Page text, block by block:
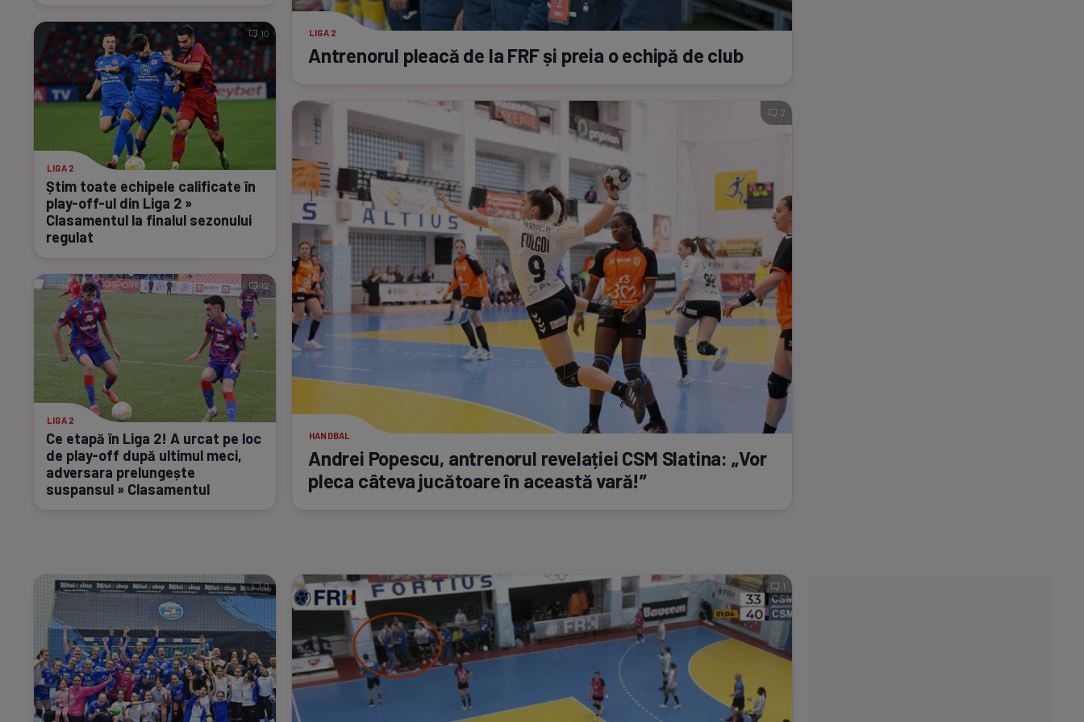
LIGA 2
Știm toate echipele calificate în
play-off-ul din Liga 2 »
Clasamentul la finalul sezonului
regulat
10
LIGA 2
Ce etapă în Liga 2! A urcat pe loc
de play-off după ultimul meci,
adversara prelungește
suspansul » Clasamentul
12
LIGA 2
Antrenorul pleacă de la FRF și preia o echipă de club
HANDBAL
Andrei Popescu, antrenorul revelației CSM Slatina: „Vor
pleca câteva jucătoare în această vară!”
2
0 1